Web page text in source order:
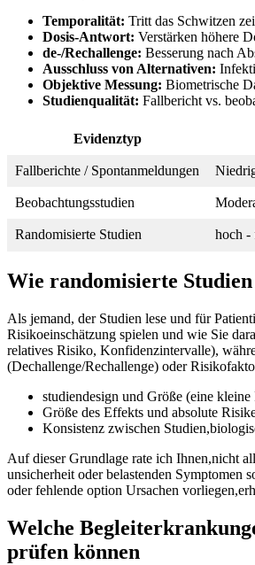
Temporalität: Tritt das Schwitzen
Dosis‑Antwort: Verstärken höhere
de‑/Rechallenge: Besserung nach
Ausschluss‍ von Alternativen:
Objektive Messung: Biometrische
Studienqualität: Fallbericht ⁣vs.
Evidenztyp
Fallberichte ‍/⁣ Spontanmeldungen
Beobachtungsstudien
Randomisierte Studien hoch ​-
Wie ⁢randomisierte
Als jemand, der ⁣Studien lese und ‍für
Risikoeinschätzung spielen und⁤ wie Sie
relatives Risiko, Konfidenzintervalle),
⁤(Dechallenge/Rechallenge) oder
studiendesign und Größe (eine
Größe des Effekts und absolute
Konsistenz zwischen
Auf dieser Grundlage rate ich Ihnen,nicht
unsicherheit oder belastenden Symptomen
oder fehlende​ option ‌Ursachen
Welche​
prüfen ⁣können